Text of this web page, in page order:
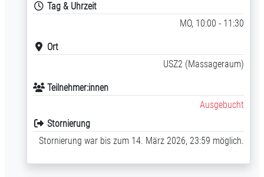
Tag & Uhrzeit
MO, 10:00 - 11:30
Ort
USZ2 (Massageraum)
Teilnehmer:innen
Ausgebucht
Stornierung
Stornierung war bis zum 14. März 2026, 23:59 möglich.